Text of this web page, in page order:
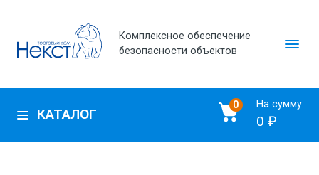
Комплексное обеспечение
безопасности объектов
КАТАЛОГ
0 На сумму
0 ₽